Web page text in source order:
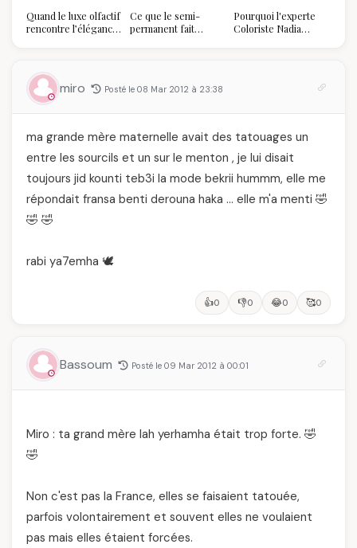
Quand le luxe olfactif
rencontre l’élégance
temps
Ce que le semi-
permanent fait
Pourquoi l'experte
Coloriste Nadia
miro Posté le 08 Mar 2012 à 23:38
ma grande mère maternelle avait des tatouages un
entre les sourcils et un sur le menton , je lui disait
toujours jid kounti teb3i la mode bekrii hummm, elle me
répondait fransa benti derouna haka … elle m'a menti 🤣
🤣 🤣
rabi ya7emha 🕊️
👍0 👎0 😂0 🥰0
Bassoum Posté le 09 Mar 2012 à 00:01
Miro : ta grand mère lah yerhamha était trop forte. 🤣
🤣
Non c'est pas la France, elles se faisaient tatouée,
parfois volontairement et souvent elles ne voulaient
pas mais elles étaient forcées.